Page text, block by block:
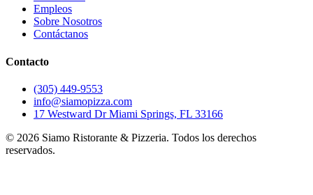
Empleos
Sobre Nosotros
Contáctanos
Contacto
(305) 449-9553
info@siamopizza.com
17 Westward Dr Miami Springs, FL 33166
© 2026 Siamo Ristorante & Pizzeria. Todos los derechos
reservados.